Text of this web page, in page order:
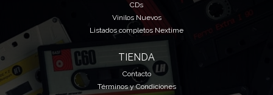
CDs
Vinilos Nuevos
Listados completos Nextime
TIENDA
Contacto
Términos y Condiciones